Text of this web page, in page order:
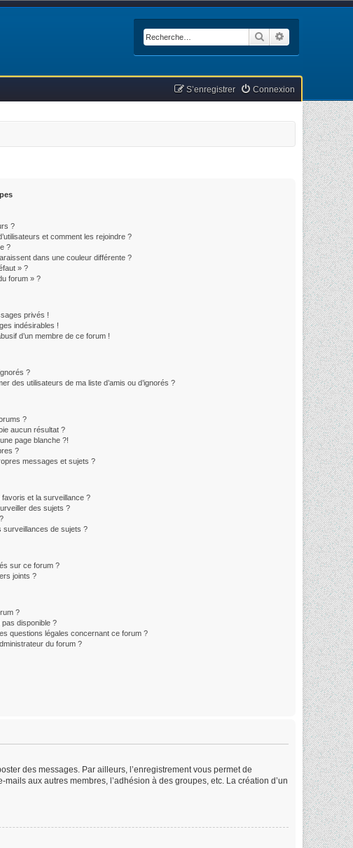
Rechercher
Connexion
S’enregistrer
?
et comment les rejoindre ?
?
dans une couleur différente ?
» ?
forum » ?
privés !
indésirables !
d’un membre de ce forum !
?
des utilisateurs de ma liste d’amis ou d’ignorés ?
?
aucun résultat ?
page blanche ?!
?
messages et sujets ?
et la surveillance ?
des sujets ?
surveillances de sujets ?
sur ce forum ?
joints ?
?
pas disponible ?
questions légales concernant ce forum ?
du forum ?
des messages. Par ailleurs, l’enregistrement vous permet de
aux autres membres, l’adhésion à des groupes, etc. La création d’un